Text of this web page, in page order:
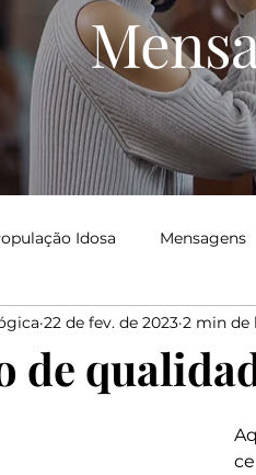
Idosa Mensagens
Elias Medo Bondade
de
22 de fev. de 2023 2 min de